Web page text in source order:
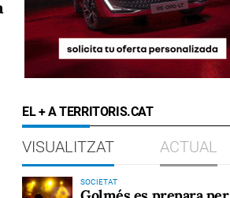
EL + A TERRITORIS.CAT
VISUALITZAT ACTUAL
SOCIETAT